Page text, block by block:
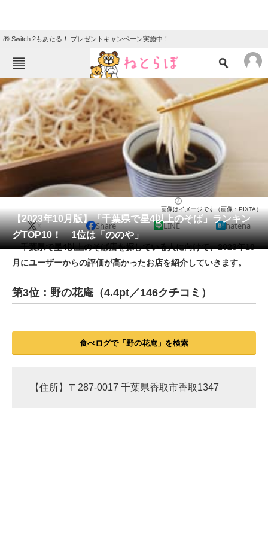
🎁 Switch 2もあたる！ プレゼントキャンペーン実施中！
ねとらぼメニュー
ニュース
エンタメ クイズ
グルメ 地域
住まい 教育・育児
リサーチ
会員記事
メディア
注目記事を集めた総合ページ
ITの今と未来を見通す
進化するPCとデバイスの未来
【2023年10月版】「千葉県で星4以上のそば」ランキン
グTOP10！ 1位は「ののや」
画像はイメージです（画像：PIXTA）
X Share LINE hatena
千葉県で星4以上のそば店を探している人に向けて、2023年10
月にユーザーからの評価が高かったお店を紹介していきます。
第3位：野の花庵（4.4pt／146クチコミ）
食べログで「野の花庵」を検索
【住所】〒287-0017 千葉県香取市香取1347